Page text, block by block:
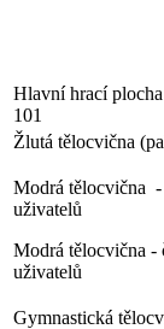
Hlavní hrací
101
Žlutá tělocvična
Modrá tělocvična
uživatelů
Modrá tělocvična -
uživatelů
Gymnastická